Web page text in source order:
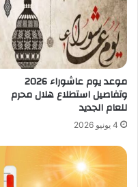
موعد يوم عاشوراء 2026
وتفاصيل استطلاع هلال محرم
للعام الجديد
4 يونيو 2026